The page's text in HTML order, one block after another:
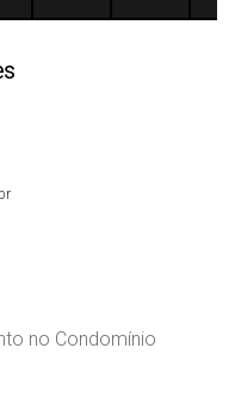
no Condomínio